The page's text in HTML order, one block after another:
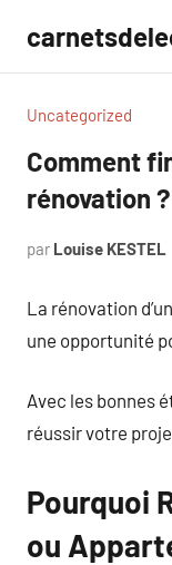
contenu
Uncategorized
Comment
rénovation ?
par Louise KESTEL
La rénovation
une opportunité
Avec les bonnes
réussir votre
Pourquoi
ou